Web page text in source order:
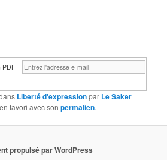
PDF
Liberté d'expressionpar Le Saker
favori avec sonpermalien.
propulsé par WordPress